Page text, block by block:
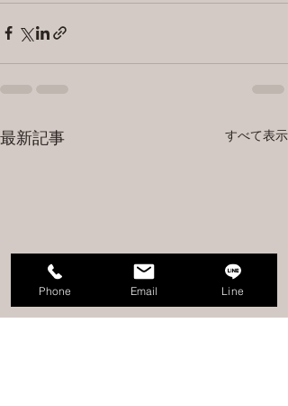
最新記事 すべて表示
Phone Email Line